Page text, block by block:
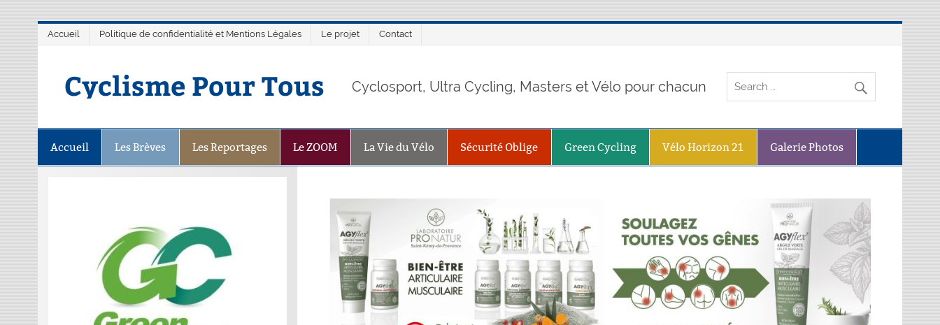
Accueil Politique de confidentialité et Mentions Légales Le projet Contact
Cyclisme Pour Tous Cyclosport, Ultra Cycling, Masters et Vélo pour chacun
Accueil Les Brèves Les Reportages Le ZOOM La Vie du Vélo Sécurité Oblige Green Cycling Vélo Horizon 21 Galerie Photos